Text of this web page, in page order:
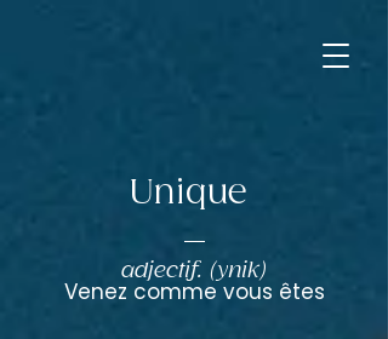
Unique
adjectif. (ynik)
Venez comme vous êtes